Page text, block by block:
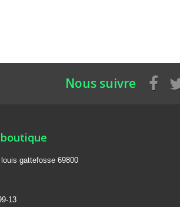
Nous suivre
gattefosse 69800
13